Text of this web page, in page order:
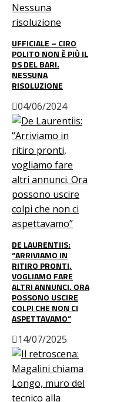
UFFICIALE – CIRO
POLITO NON È PIÙ IL
DS DEL BARI.
NESSUNA
RISOLUZIONE
04/06/2024
DE LAURENTIIS:
“ARRIVIAMO IN
RITIRO PRONTI,
VOGLIAMO FARE
ALTRI ANNUNCI. ORA
POSSONO USCIRE
COLPI CHE NON CI
ASPETTAVAMO”
14/07/2025